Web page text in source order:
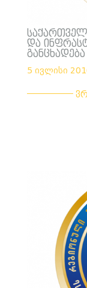
და
განცხადება
5 ივლისი